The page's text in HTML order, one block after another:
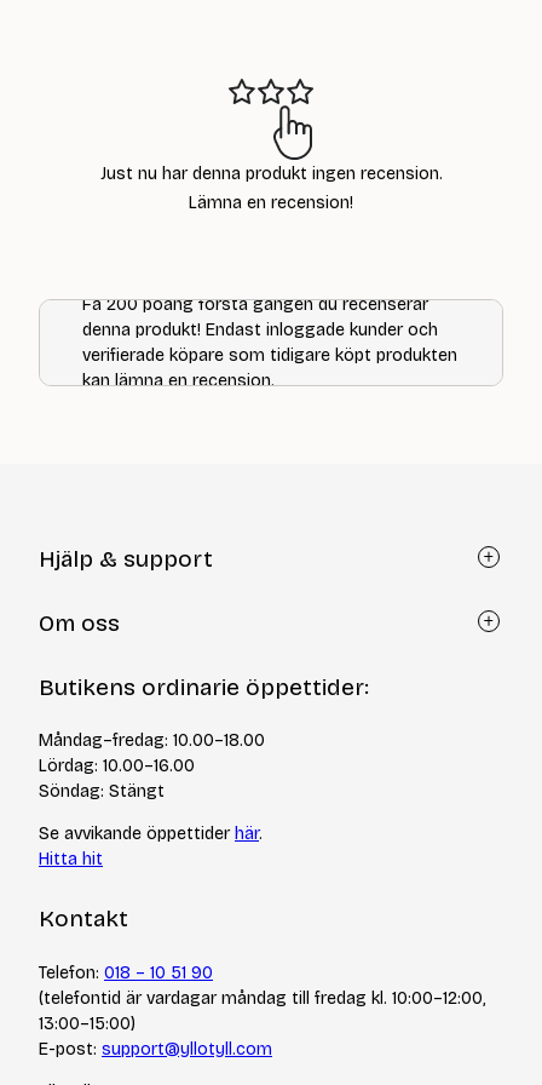
Just nu har denna produkt ingen recension.
Lämna en recension!
Få 200 poäng första gången du recenserar
denna produkt! Endast inloggade kunder och
verifierade köpare som tidigare köpt produkten
kan lämna en recension.
Hjälp & support
Återköp via formulär
Frågor och svar
Cookiepolicy
Integritetspolicy
Om oss
Om Yllotyll
Kurser & events
Tips & tekniker
Varumärken
Jobba hos oss
Butikens ordinarie öppettider:
Måndag–fredag: 10.00–18.00
Lördag: 10.00–16.00
Söndag: Stängt
Se avvikande öppettider här.
Hitta hit
Kontakt
Telefon: 018 – 10 51 90
(telefontid är vardagar måndag till fredag kl. 10:00–12:00,
13:00–15:00)
E-post: support@yllotyll.com